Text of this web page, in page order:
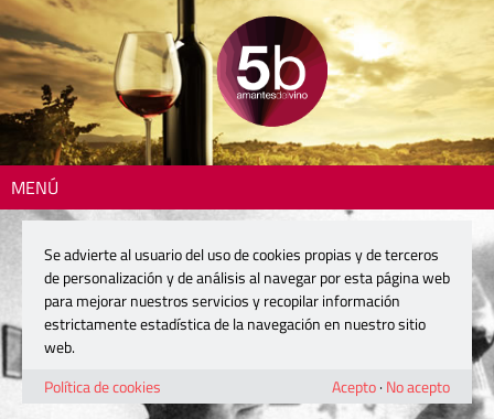
MENÚ
Se advierte al usuario del uso de cookies propias y de terceros
de personalización y de análisis al navegar por esta página web
para mejorar nuestros servicios y recopilar información
estrictamente estadística de la navegación en nuestro sitio
web.
Política de cookies
Acepto· No acepto